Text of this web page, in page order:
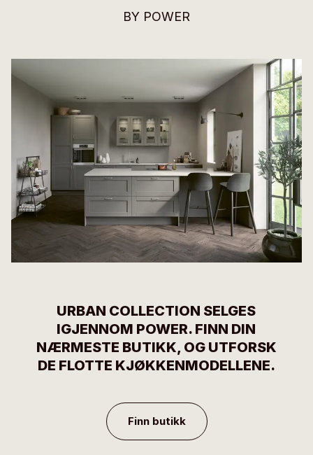
BY POWER
URBAN COLLECTION SELGES
IGJENNOM POWER. FINN DIN
NÆRMESTE BUTIKK, OG UTFORSK
DE FLOTTE KJØKKENMODELLENE.
Finn butikk